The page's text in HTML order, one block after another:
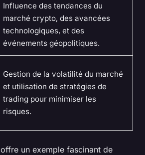
Influence des tendances du
marché crypto, des avancées
technologiques, et des
événements géopolitiques.
Gestion de la volatilité du marché
et utilisation de stratégies de
trading pour minimiser les
risques.
offre un exemple fascinant de